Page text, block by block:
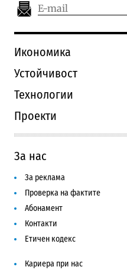
Икономика
Устойчивост
Технологии
Проекти
За нас
За реклама
Проверка на фактите
Абонамент
Контакти
Етичен кодекс
Кариера при нас